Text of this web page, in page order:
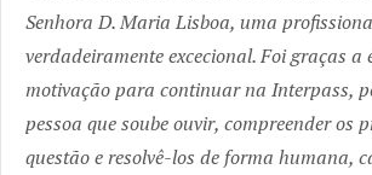
Senhora D. Maria Lisboa, uma
verdadeiramente excecional. Foi graças a
motivação para continuar na Interpass,
pessoa que soube ouvir, compreender os
questão e resolvê-los de forma humana,